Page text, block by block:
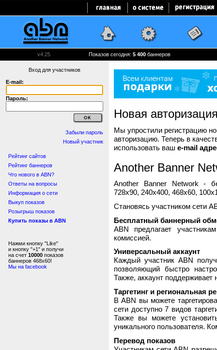
v4.25 Показов сегодня: 5 400 баннеров
Вход для участников
E-mail:
Пароль:
Забыли пароль
Новый участник
Рейтинг сайтов
Рейтинг баннеров
Что нового в ABN?
Ответы на вопросы
Информация о сети
Выкуп показов
Розыгрыш показов
Купить показы в ABN
Нажми кнопку "Like"
и кнопку "+1" и получи
на счет 10000 показов
баннеров 468x60!
Мы на facebook
Новая
Мы упростили регистрацию
авторизацию. Теперь в
использовать ваш e-mail
Another Banner
Another Banner Network -
728x90, 240x400, 468x60,
Становясь участником сети
Бесплатный баннерный
ABN предлагает
комиссией.
Универсальный аккаунт
Каждый участник ABN
позволяющий быстро
Также, аккаунт поддерживает
Таргетинг и региональная
В ABN вы можете
сети доступно 7 видов
Также вы можете
уникального пользователя.
Перевод показов